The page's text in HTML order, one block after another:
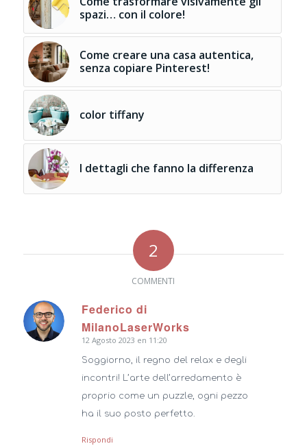
spazi… con il colore!
Come creare una casa autentica,
senza copiare Pinterest!
color tiffany
I dettagli che fanno la differenza
2
COMMENTI
Federico di
MilanoLaserWorks
dice:
12 Agosto 2023 en 11:20
Soggiorno, il regno del relax e degli
incontri! L’arte dell’arredamento è
proprio come un puzzle, ogni pezzo
ha il suo posto perfetto.
Rispondi